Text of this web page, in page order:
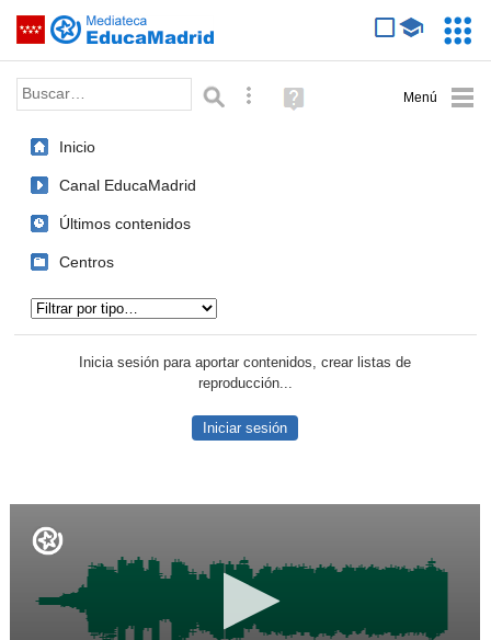
Saltar navegación
Palabra o frase: Búsqueda avanzada
Ayuda
(en
Inicio
Canal EducaMadrid
Últimos contenidos
Centros
Inicia sesión para aportar contenidos, crear listas de
reproducción...
Iniciar sesión